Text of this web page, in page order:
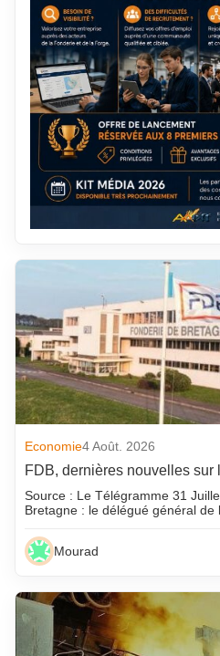
Economie4 Août. 2026
FDB, dernières nouvelles sur
Source : Le Télégramme 31
Bretagne : le délégué général de
Mourad